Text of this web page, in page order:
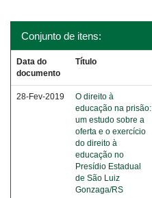
Conjunto de itens:
Data do
documento
Título
28-Fev-2019
O direito à
educação na prisão:
um estudo sobre a
oferta e o exercício
do direito à
educação no
Presídio Estadual
de São Luiz
Gonzaga/RS